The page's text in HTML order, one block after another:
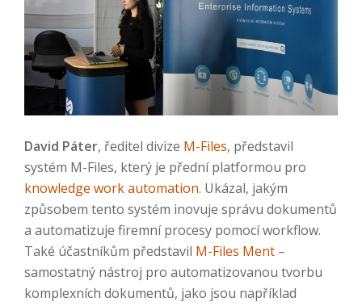
David Páter, ředitel divize M-Files, představil
systém M-Files, který je přední platformou pro
knowledge work automation. Ukázal, jakým
způsobem tento systém inovuje správu dokumentů
a automatizuje firemní procesy pomocí workflow.
Také účastníkům představil M-Files Ment –
samostatný nástroj pro automatizovanou tvorbu
komplexních dokumentů, jako jsou například